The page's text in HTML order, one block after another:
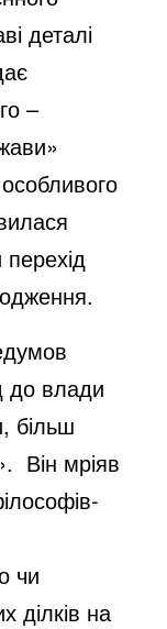
деталі
–
до влади
більш
Він мріяв
чи
ділків на